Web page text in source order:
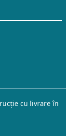
cu livrare în